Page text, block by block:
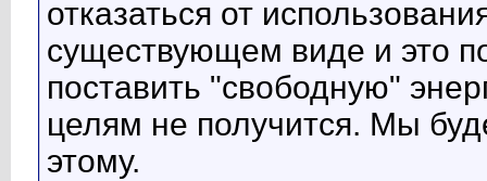
отказаться от
существующем виде и это
поставить "свободную"
целям не получится. Мы
этому.